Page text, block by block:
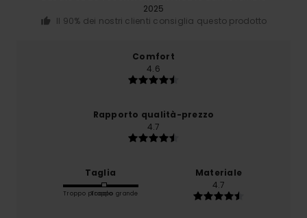
2025
Il 90% dei nostri clienti consiglia questo prodotto
Comfort
4.6
Rapporto qualità-prezzo
4.7
Taglia
Troppo piccoloTroppo grande
Materiale
4.7